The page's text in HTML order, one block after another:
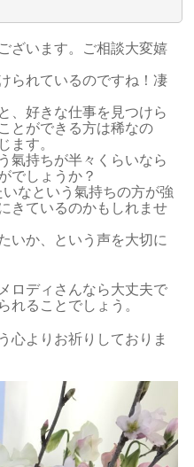
ざいます。ご相談大変嬉
られているのですね！凄
、好きな仕事を見つけら
とができる方は稀なの
ます。
氣持ちが半々くらいなら
でしょうか？
なという氣持ちの方が強
きているのかもしれませ
いか、という声を大切に
ロディさんなら大丈夫で
れることでしょう。
心よりお祈りしておりま